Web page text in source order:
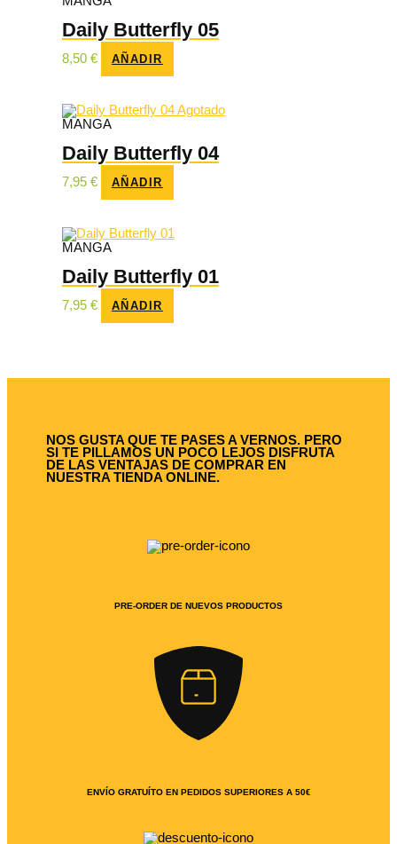
Daily Butterfly 05
8,50 € AÑADIR
Agotado
MANGA
Daily Butterfly 04
7,95 € AÑADIR
MANGA
Daily Butterfly 01
7,95 € AÑADIR
NOS GUSTA QUE TE PASES A VERNOS. PERO
SI TE PILLAMOS UN POCO LEJOS DISFRUTA
DE LAS VENTAJAS DE COMPRAR EN
NUESTRA TIENDA ONLINE.
PRE-ORDER DE NUEVOS PRODUCTOS
ENVÍO GRATUÍTO EN PEDIDOS SUPERIORES A 50€